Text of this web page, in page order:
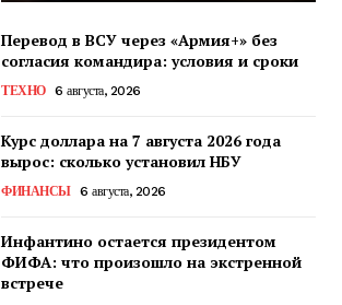
Перевод в ВСУ через «Армия+» без
согласия командира: условия и сроки
ТЕХНО 6 августа, 2026
Курс доллара на 7 августа 2026 года
вырос: сколько установил НБУ
ФИНАНСЫ 6 августа, 2026
Инфантино остается президентом
ФИФА: что произошло на экстренной
встрече